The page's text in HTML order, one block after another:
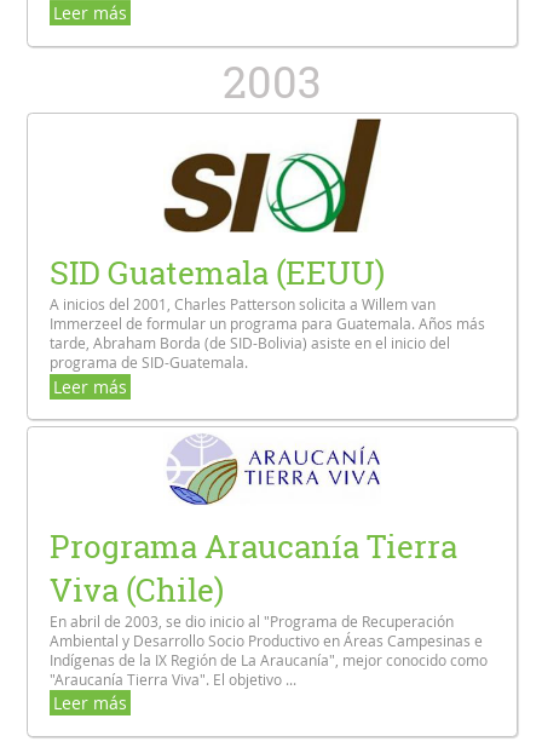
Leer más
2003
SID Guatemala (EEUU)
A inicios del 2001, Charles Patterson solicita a Willem van
Immerzeel de formular un programa para Guatemala. Años más
tarde, Abraham Borda (de SID-Bolivia) asiste en el inicio del
programa de SID-Guatemala.
Leer más
Programa Araucanía Tierra
Viva (Chile)
En abril de 2003, se dio inicio al "Programa de Recuperación
Ambiental y Desarrollo Socio Productivo en Áreas Campesinas e
Indígenas de la IX Región de La Araucanía", mejor conocido como
"Araucanía Tierra Viva". El objetivo ...
Leer más